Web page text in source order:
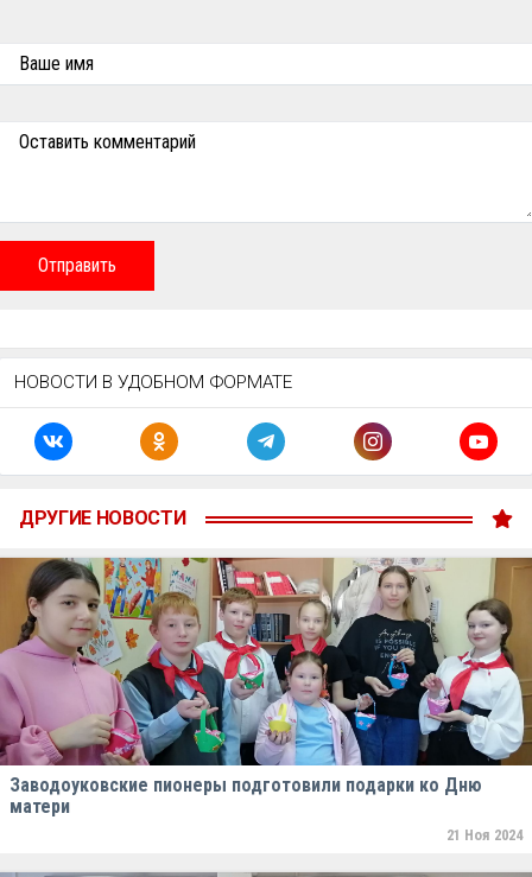
Ваше имя
Оставить комментарий
Отправить
НОВОСТИ В УДОБНОМ ФОРМАТЕ
ДРУГИЕ НОВОСТИ
Заводоуковские пионеры подготовили подарки ко Дню
матери
21 Ноя 2024